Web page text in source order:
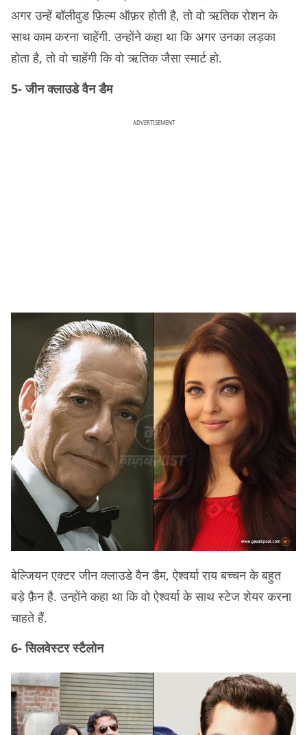
अगर उन्हें बॉलीवुड फ़िल्म ऑफ़र होती है, तो वो ऋतिक रोशन के
साथ काम करना चाहेंगी. उन्होंने कहा था कि अगर उनका लड़का
होता है, तो वो चाहेंगी कि वो ऋतिक जैसा स्मार्ट हो.
5- जीन क्लाउडे वैन डैम
ADVERTISEMENT
बेल्जियन एक्टर जीन क्लाउडे वैन डैम, ऐश्वर्या राय बच्चन के बहुत
बड़े फ़ैन है. उन्होंने कहा था कि वो ऐश्वर्या के साथ स्टेज शेयर करना
चाहते हैं.
6- सिलवेस्टर स्टैलोन